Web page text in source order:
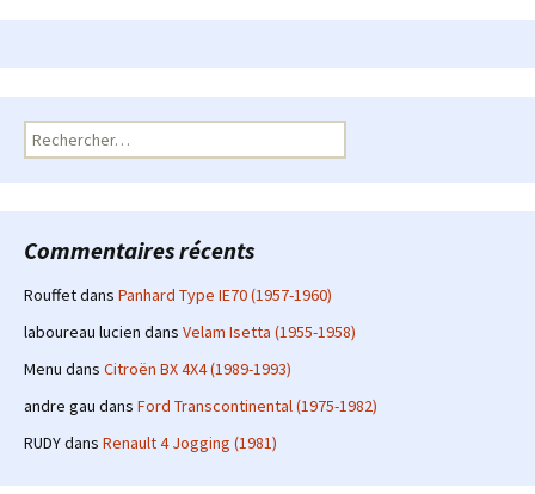
Rechercher :
Commentaires récents
Rouffetdans Panhard Type IE70 (1957-1960)
laboureau lucien dans Velam Isetta (1955-1958)
Menu dans Citroën BX 4X4 (1989-1993)
andre gau dans Ford Transcontinental (1975-1982)
RUDYdans Renault 4 Jogging (1981)